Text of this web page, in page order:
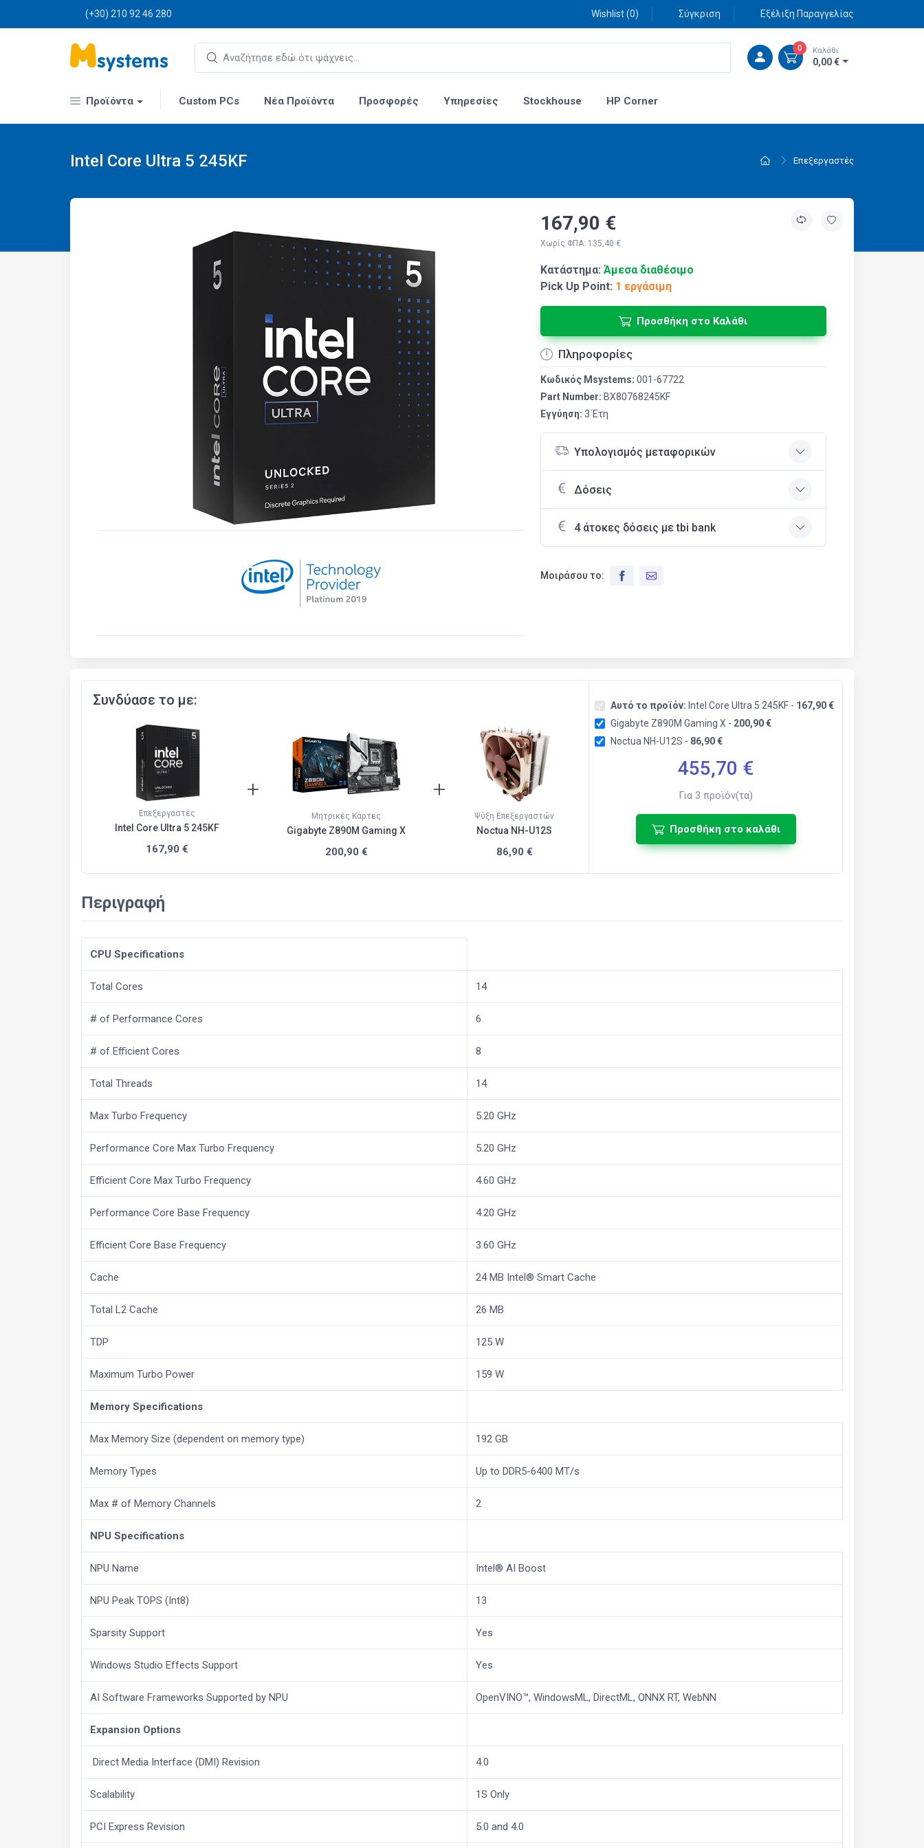
(+30) 210 92 46 280 Wishlist (0) Σύγκριση Εξέλιξη Παραγγελίας
0 Καλάθι
0,00 €
Προϊόντα Custom PCs Νέα Προϊόντα Προσφορές Υπηρεσίες Stockhouse HP Corner
Επεξεργαστές
Intel Core Ultra 5 245KF
167,90 €
Χωρίς ΦΠΑ: 135,40 €
Κατάστημα: Άμεσα διαθέσιμο
Pick Up Point: 1 εργάσιμη
Προσθήκη στο Καλάθι
Πληροφορίες
Κωδικός Msystems: 001-67722
Part Number: BX80768245KF
Εγγύηση: 3 Έτη
Υπολογισμός μεταφορικών
Δόσεις
4 άτοκες δόσεις με tbi bank
Μοιράσου το:
Συνδύασε το με:
Επεξεργαστές
Intel Core Ultra 5 245KF
167,90 €
+
Μητρικές Κάρτες
Gigabyte Z890M Gaming X
200,90 €
+
Ψύξη Επεξεργαστών
Noctua NH-U12S
86,90 €
Αυτό το προϊόν: Intel Core Ultra 5 245KF - 167,90 €
Gigabyte Z890M Gaming X - 200,90 €
Noctua NH-U12S - 86,90 €
455,70 €
Για3 προϊόν(τα)
Προσθήκη στο καλάθι
Περιγραφή
CPU Specifications
Total Cores 14
# of Performance Cores 6
# of Efficient Cores 8
Total Threads 14
Max Turbo Frequency 5.20 GHz
Performance Core Max Turbo Frequency 5.20 GHz
Efficient Core Max Turbo Frequency 4.60 GHz
Performance Core Base Frequency 4.20 GHz
Efficient Core Base Frequency 3.60 GHz
Cache 24 MB Intel® Smart Cache
Total L2 Cache 26 MB
TDP 125 W
Maximum Turbo Power 159 W
Memory Specifications
Max Memory Size (dependent on memory type) 192 GB
Memory Types Up to DDR5-6400 MT/s
Max # of Memory Channels 2
NPU Specifications
NPU Name Intel® AI Boost
NPU Peak TOPS (Int8) 13
Sparsity Support Yes
Windows Studio Effects Support Yes
AI Software Frameworks Supported by NPU OpenVINO™, WindowsML, DirectML, ONNX RT, WebNN
Expansion Options
Direct Media Interface (DMI) Revision 4.0
Scalability 1S Only
PCI Express Revision 5.0 and 4.0